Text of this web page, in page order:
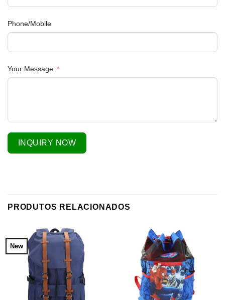
Phone/Mobile
Your Message
INQUIRY NOW
PRODUTOS RELACIONADOS
New